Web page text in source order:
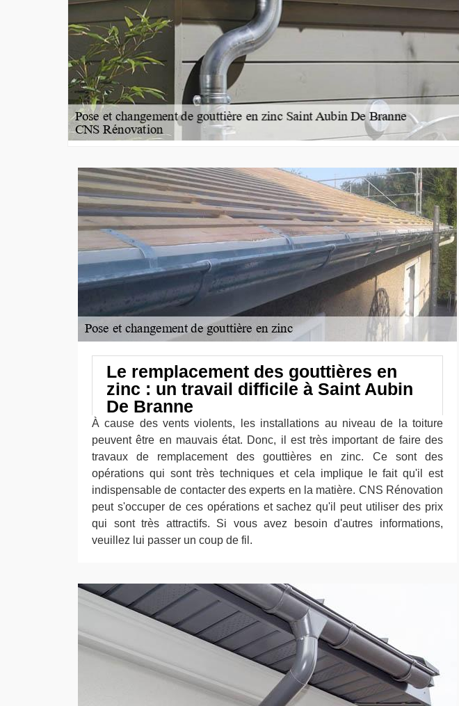
Le remplacement des gouttières en
zinc : un travail difficile à Saint Aubin
De Branne
À cause des vents violents, les installations au niveau de la toiture
peuvent être en mauvais état. Donc, il est très important de faire des
travaux de remplacement des gouttières en zinc. Ce sont des
opérations qui sont très techniques et cela implique le fait qu'il est
indispensable de contacter des experts en la matière. CNS Rénovation
peut s'occuper de ces opérations et sachez qu'il peut utiliser des prix
qui sont très attractifs. Si vous avez besoin d'autres informations,
veuillez lui passer un coup de fil.